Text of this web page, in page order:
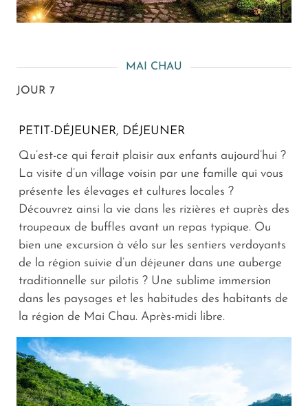
MAI CHAU
JOUR 7
PETIT-DÉJEUNER, DÉJEUNER
Qu’est-ce qui ferait plaisir aux enfants aujourd’hui ?
La visite d’un village voisin par une famille qui vous
présente les élevages et cultures locales ?
Découvrez ainsi la vie dans les rizières et auprès des
troupeaux de buffles avant un repas typique. Ou
bien une excursion à vélo sur les sentiers verdoyants
de la région suivie d’un déjeuner dans une auberge
traditionnelle sur pilotis ? Une sublime immersion
dans les paysages et les habitudes des habitants de
la région de Mai Chau. Après-midi libre.